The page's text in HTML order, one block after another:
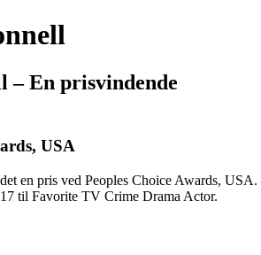
– En prisvindende
USA
en pris ved Peoples Choice Awards, USA.
til Favorite TV Crime Drama Actor.